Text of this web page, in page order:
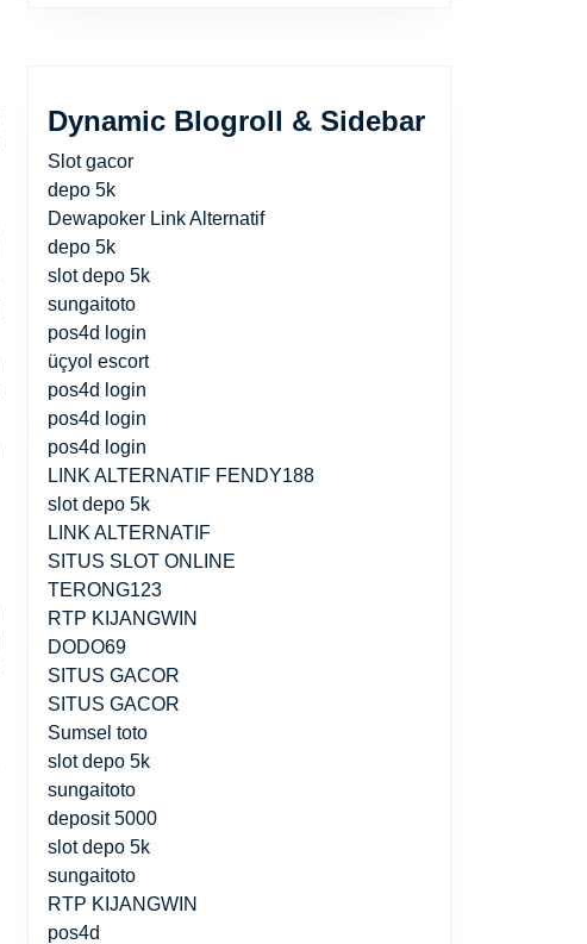
Dynamic Blogroll & Sidebar
Slot gacor
depo 5k
Dewapoker Link Alternatif
depo 5k
slot depo 5k
sungaitoto
pos4d login
üçyol escort
pos4d login
pos4d login
pos4d login
LINK ALTERNATIF FENDY188
slot depo 5k
LINK ALTERNATIF
SITUS SLOT ONLINE
TERONG123
RTP KIJANGWIN
DODO69
SITUS GACOR
SITUS GACOR
Sumsel toto
slot depo 5k
sungaitoto
deposit 5000
slot depo 5k
sungaitoto
RTP KIJANGWIN
pos4d